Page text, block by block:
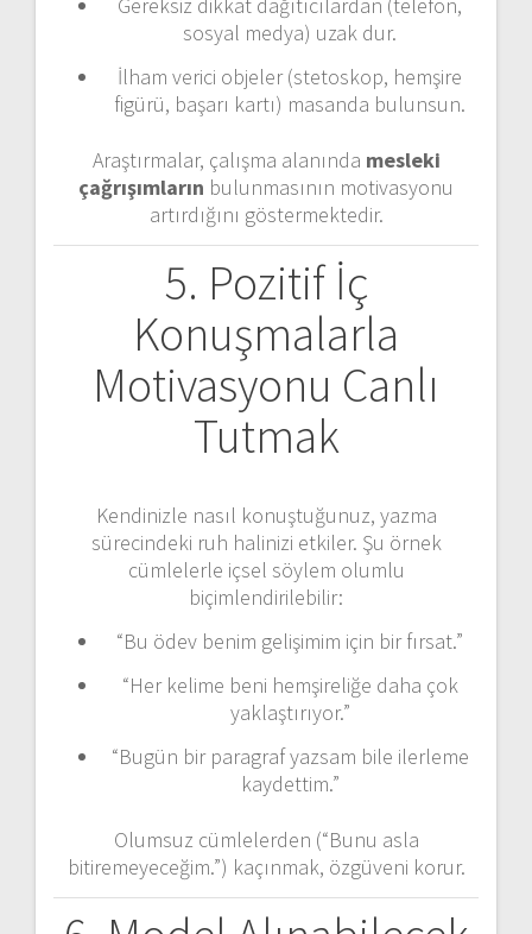
sosyal medya) uzak dur.
İlham verici objeler (stetoskop, hemşire
figürü, başarı kartı) masanda bulunsun.
Araştırmalar, çalışma alanında mesleki
çağrışımların bulunmasının motivasyonu
artırdığını göstermektedir.
5. Pozitif İç
Konuşmalarla
Motivasyonu Canlı
Tutmak
Kendinizle nasıl konuştuğunuz, yazma
sürecindeki ruh halinizi etkiler. Şu örnek
cümlelerle içsel söylem olumlu
biçimlendirilebilir:
“Bu ödev benim gelişimim için bir fırsat.”
“Her kelime beni hemşireliğe daha çok
yaklaştırıyor.”
“Bugün bir paragraf yazsam bile ilerleme
kaydettim.”
Olumsuz cümlelerden (“Bunu asla
bitiremeyeceğim.”) kaçınmak, özgüveni korur.